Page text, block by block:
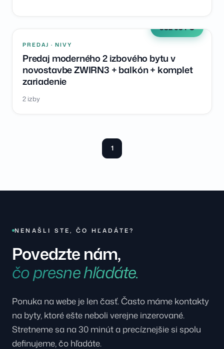
382 084 €
PREDAJ · NIVY
Predaj moderného 2 izbového bytu v
novostavbe ZWIRN3 + balkón + komplet
zariadenie
2 izby
1
NENAŠLI STE, ČO HĽADÁTE?
Povedzte nám,
čo presne hľadáte.
Ponuka na webe je len časť. Často máme kontakty
na byty, ktoré ešte neboli verejne inzerované.
Stretneme sa na 30 minút a precíznejšie si spolu
definujeme, čo hľadáte.